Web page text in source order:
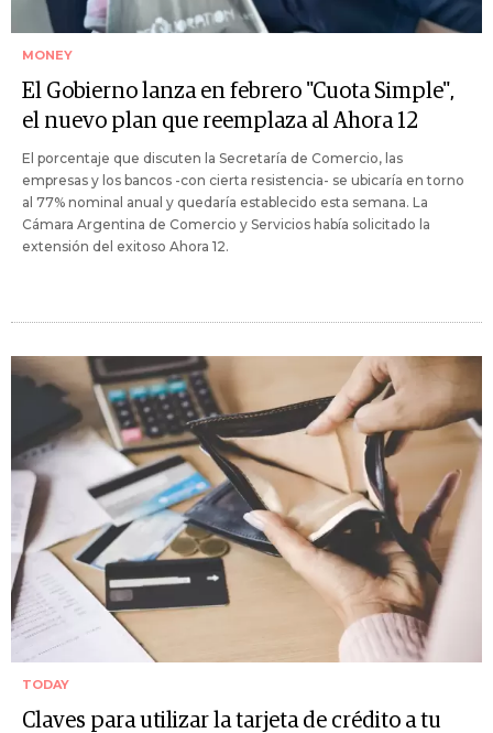
MONEY
El Gobierno lanza en febrero "Cuota Simple",
el nuevo plan que reemplaza al Ahora 12
El porcentaje que discuten la Secretaría de Comercio, las
empresas y los bancos -con cierta resistencia- se ubicaría en torno
al 77% nominal anual y quedaría establecido esta semana. La
Cámara Argentina de Comercio y Servicios había solicitado la
extensión del exitoso Ahora 12.
TODAY
Claves para utilizar la tarjeta de crédito a tu